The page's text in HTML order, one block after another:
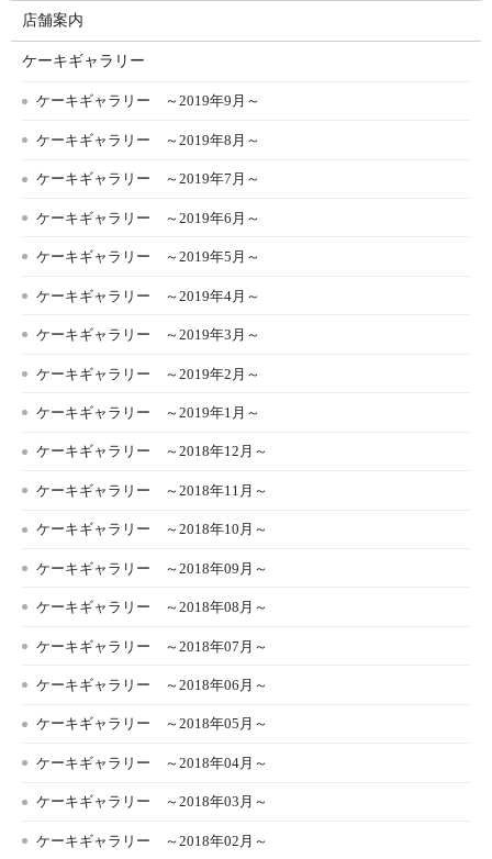
店舗案内
ケーキギャラリー
ケーキギャラリー ～2019年9月～
ケーキギャラリー ～2019年8月～
ケーキギャラリー ～2019年7月～
ケーキギャラリー ～2019年6月～
ケーキギャラリー ～2019年5月～
ケーキギャラリー ～2019年4月～
ケーキギャラリー ～2019年3月～
ケーキギャラリー ～2019年2月～
ケーキギャラリー ～2019年1月～
ケーキギャラリー ～2018年12月～
ケーキギャラリー ～2018年11月～
ケーキギャラリー ～2018年10月～
ケーキギャラリー ～2018年09月～
ケーキギャラリー ～2018年08月～
ケーキギャラリー ～2018年07月～
ケーキギャラリー ～2018年06月～
ケーキギャラリー ～2018年05月～
ケーキギャラリー ～2018年04月～
ケーキギャラリー ～2018年03月～
ケーキギャラリー ～2018年02月～